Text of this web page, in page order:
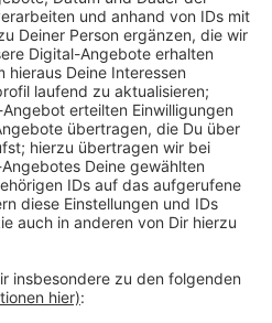
gute Mischung aus Power,
Beste: Es wird wohl auch
Wer aber dabei sein
verraten. Ich sag euch eins:
draus macht, dann wird
hinter stecken. Die Fans
ihre Theorien (unter